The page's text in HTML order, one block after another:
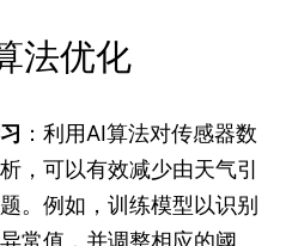
法优化
：利用AI算法对传感器数
，可以有效减少由天气引
。例如，训练模型以识别
常值，并调整相应的阈